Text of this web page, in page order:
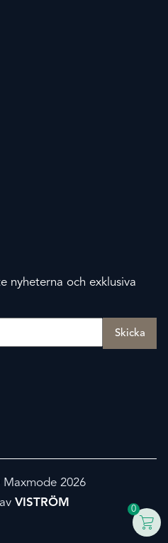
nyheterna och exklusiva
2026
VISTRÖM
0